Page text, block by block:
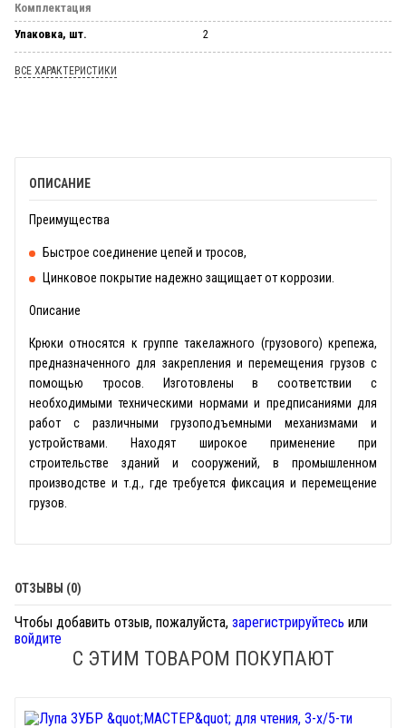
Комплектация
Упаковка, шт.
2
ВСЕ ХАРАКТЕРИСТИКИ
ОПИСАНИЕ
Преимущества
Быстрое соединение цепей и тросов,
Цинковое покрытие надежно защищает от коррозии.
Описание
Крюки относятся к группе такелажного (грузового) крепежа,
предназначенного для закрепления и перемещения грузов с
помощью тросов. Изготовлены в соответствии с
необходимыми техническими нормами и предписаниями для
работ с различными грузоподъемными механизмами и
устройствами. Находят широкое применение при
строительстве зданий и сооружений, в промышленном
производстве и т.д., где требуется фиксация и перемещение
грузов.
ОТЗЫВЫ (0)
Чтобы добавить отзыв, пожалуйста, зарегистрируйтесь или
войдите
С ЭТИМ ТОВАРОМ ПОКУПАЮТ